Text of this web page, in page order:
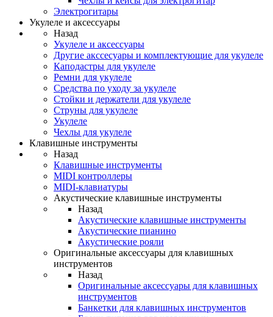
Электрогитары
Укулеле и аксессуары
Назад
Укулеле и аксессуары
Другие акссесуары и комплектующие для укулеле
Каподастры для укулеле
Ремни для укулеле
Средства по уходу за укулеле
Стойки и держатели для укулеле
Струны для укулеле
Укулеле
Чехлы для укулеле
Клавишные инструменты
Назад
Клавишные инструменты
MIDI контроллеры
MIDI-клавиатуры
Акустические клавишные инструменты
Назад
Акустические клавишные инструменты
Акустические пианино
Акустические рояли
Оригинальные аксессуары для клавишных
инструментов
Назад
Оригинальные аксессуары для клавишных
инструментов
Банкетки для клавишных инструментов